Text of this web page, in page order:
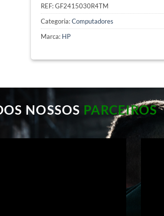
REF:GF2415030R4TM
Categoria:Computadores
Marca: HP
NOSSOS PARCEIROS